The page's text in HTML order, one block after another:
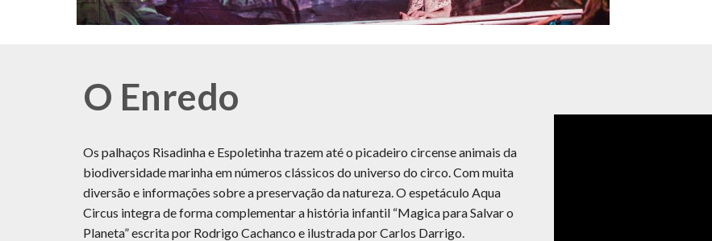
O Enredo
Os palhaços Risadinha e Espoletinha trazem até o picadeiro circense animais da
biodiversidade marinha em números clássicos do universo do circo. Com muita
diversão e informações sobre a preservação da natureza. O espetáculo Aqua
Circus integra de forma complementar a história infantil “Magica para Salvar o
Planeta” escrita por Rodrigo Cachanco e ilustrada por Carlos Darrigo.